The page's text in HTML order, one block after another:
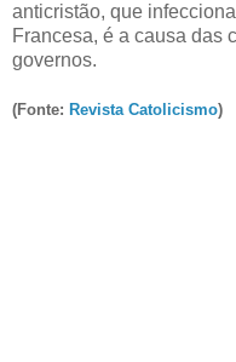
anticristão, que
Francesa, é a causa das
governos.
(Fonte: Revista Catolicismo)